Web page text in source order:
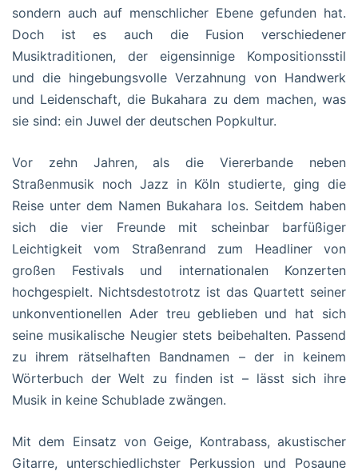
sondern auch auf menschlicher Ebene gefunden hat.
Doch ist es auch die Fusion verschiedener
Musiktraditionen, der eigensinnige Kompositionsstil
und die hingebungsvolle Verzahnung von Handwerk
und Leidenschaft, die Bukahara zu dem machen, was
sie sind: ein Juwel der deutschen Popkultur.
Vor zehn Jahren, als die Viererbande neben
Straßenmusik noch Jazz in Köln studierte, ging die
Reise unter dem Namen Bukahara los. Seitdem haben
sich die vier Freunde mit scheinbar barfüßiger
Leichtigkeit vom Straßenrand zum Headliner von
großen Festivals und internationalen Konzerten
hochgespielt. Nichtsdestotrotz ist das Quartett seiner
unkonventionellen Ader treu geblieben und hat sich
seine musikalische Neugier stets beibehalten. Passend
zu ihrem rätselhaften Bandnamen – der in keinem
Wörterbuch der Welt zu finden ist – lässt sich ihre
Musik in keine Schublade zwängen.
Mit dem Einsatz von Geige, Kontrabass, akustischer
Gitarre, unterschiedlichster Perkussion und Posaune